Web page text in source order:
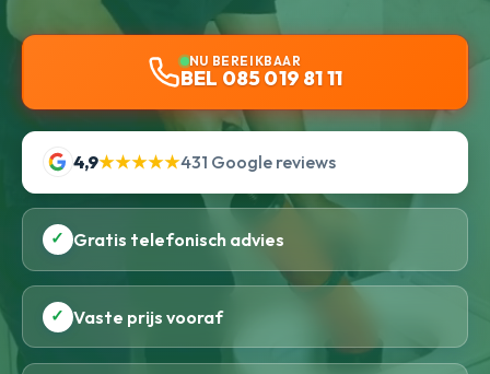
NU BEREIKBAAR
BEL 085 019 81 11
4,9★★★★★431 Google reviews
✓ Gratis telefonisch advies
✓ Vaste prijs vooraf